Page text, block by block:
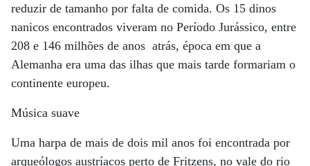
reduzir de tamanho por falta de comida. Os 15 dinos
nanicos encontrados viveram no Período Jurássico, entre
208 e 146 milhões de anos atrás, época em que a
Alemanha era uma das ilhas que mais tarde formariam o
continente europeu.
Música suave
Uma harpa de mais de dois mil anos foi encontrada por
arqueólogos austríacos perto de Fritzens, no vale do rio